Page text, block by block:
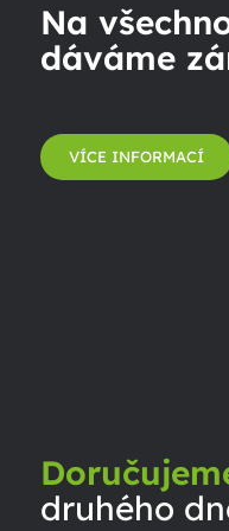
Na
dáváme
VÍCE INFORMACÍ
druhého